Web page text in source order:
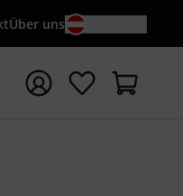
Über uns